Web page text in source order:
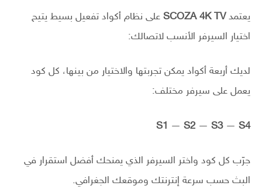
يعتمدSCOZA 4K TV على نظام أكواد تفعيل بسيط يتيح
اختيار السيرفر الأنسب لاتصالك:
لديك أربعة أكواد يمكن تجربتها والاختيار من بينها، كل كود
يعمل على سيرفر مختلف:
S1 — S2 — S3— S4
جرّب كل كود واختر السيرفر الذي يمنحك أفضل استقرار في
البث حسب سرعة إنترنتك وموقعك الجغرافي.